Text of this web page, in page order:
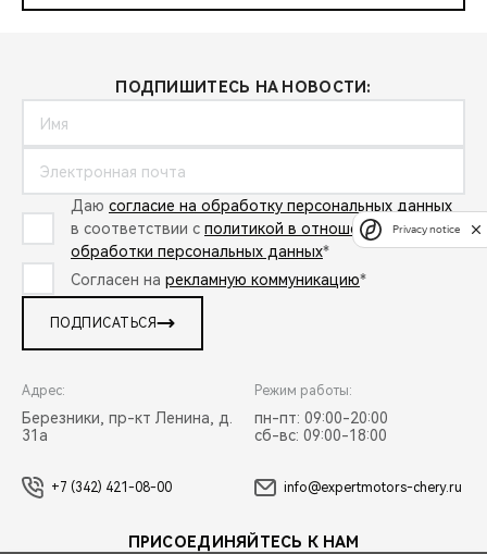
ПОДПИШИТЕСЬ НА НОВОСТИ:
Даю согласие на обработку персональных данных
в соответствии с политикой в отношении
обработки персональных данных*
Согласен на рекламную коммуникацию*
ПОДПИСАТЬСЯ
Адрес:
Березники, пр-кт Ленина, д.
31а
Режим работы:
пн-пт: 09:00-20:00
сб-вс: 09:00-18:00
+7 (342) 421-08-00 info@expertmotors-chery.ru
ПРИСОЕДИНЯЙТЕСЬ К НАМ
Privacy notice